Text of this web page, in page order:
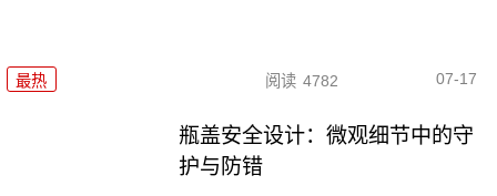
最热 阅读 4782 07-17
瓶盖安全设计：微观细节中的守
护与防错